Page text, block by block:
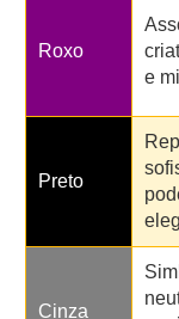
Roxo
e
Preto
Cinza